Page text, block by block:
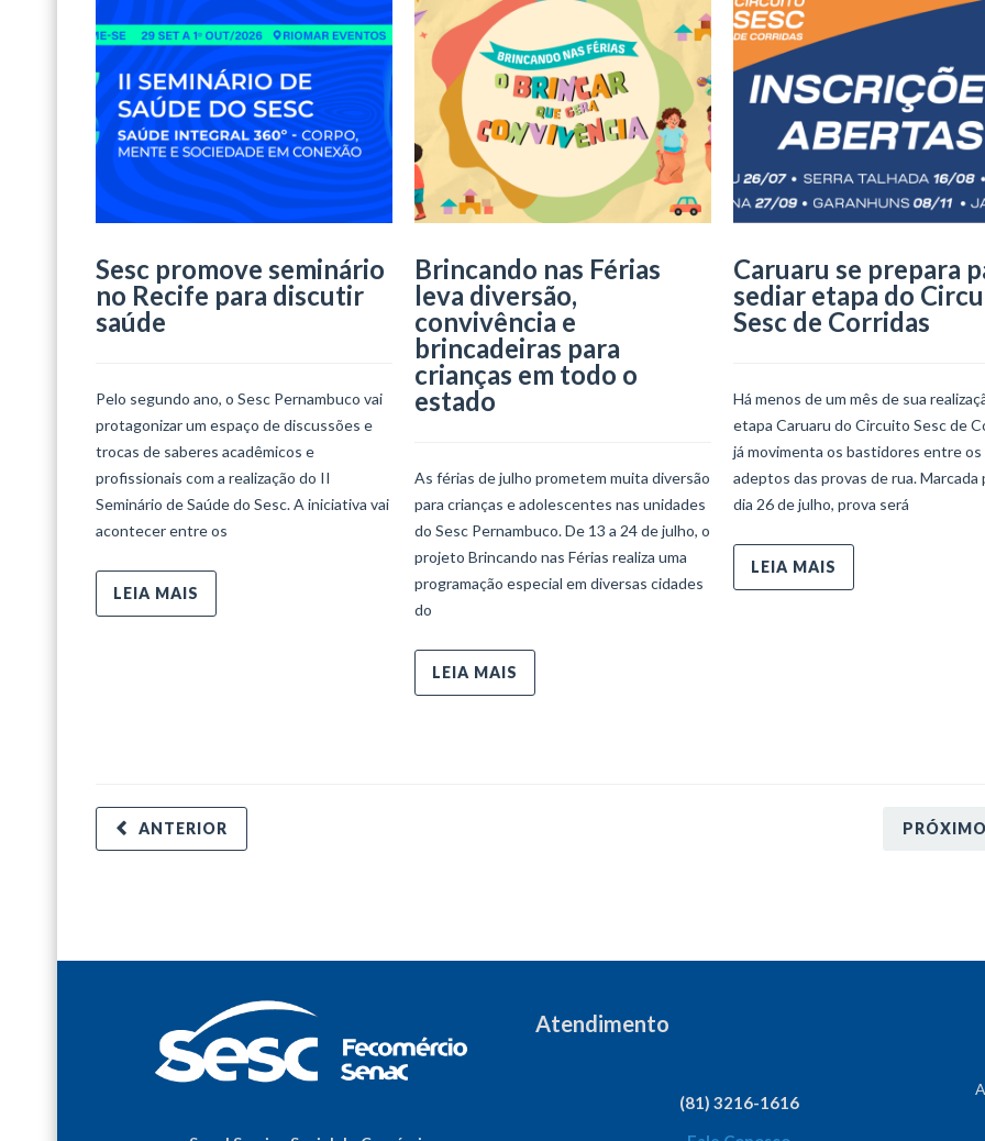
Sesc promove seminário
no Recife para discutir
saúde
Pelo segundo ano, o Sesc Pernambuco vai
protagonizar um espaço de discussões e
trocas de saberes acadêmicos e
profissionais com a realização do II
Seminário de Saúde do Sesc. A iniciativa vai
acontecer entre os
LEIA MAIS
Brincando nas Férias
leva diversão,
convivência e
brincadeiras para
crianças em todo o
estado
As férias de julho prometem muita diversão
para crianças e adolescentes nas unidades
do Sesc Pernambuco. De 13 a 24 de julho, o
projeto Brincando nas Férias realiza uma
programação especial em diversas cidades
do
LEIA MAIS
Caruaru se prepara
sediar etapa do
Sesc de Corridas
Há menos de um mês de sua
etapa Caruaru do Circuito Sesc de
já movimenta os bastidores entre os
adeptos das provas de rua. Marcada
dia 26 de julho, prova será
LEIA MAIS
PRÓXIMO
ANTERIOR
Atendimento
(81) 3216-1616